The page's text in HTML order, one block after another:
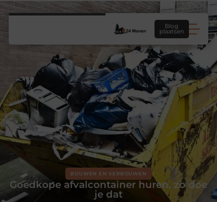
Blog
plaatsen
BOUWEN EN VERBOUWEN
Goedkope afvalcontainer huren, zo doe
je dat